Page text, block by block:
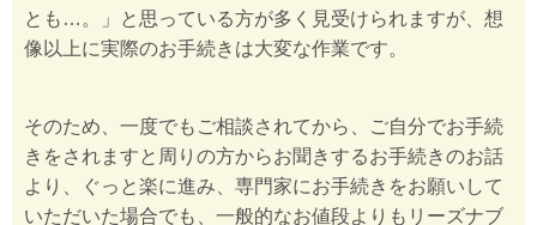
とも…。」と思っている方が多く見受けられますが、想
像以上に実際のお手続きは大変な作業です。
そのため、一度でもご相談されてから、ご自分でお手続
きをされますと周りの方からお聞きするお手続きのお話
より、ぐっと楽に進み、専門家にお手続きをお願いして
いただいた場合でも、一般的なお値段よりもリーズナブ